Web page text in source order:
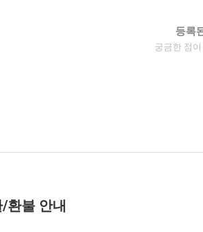
등록
궁금한 점
환불 안내